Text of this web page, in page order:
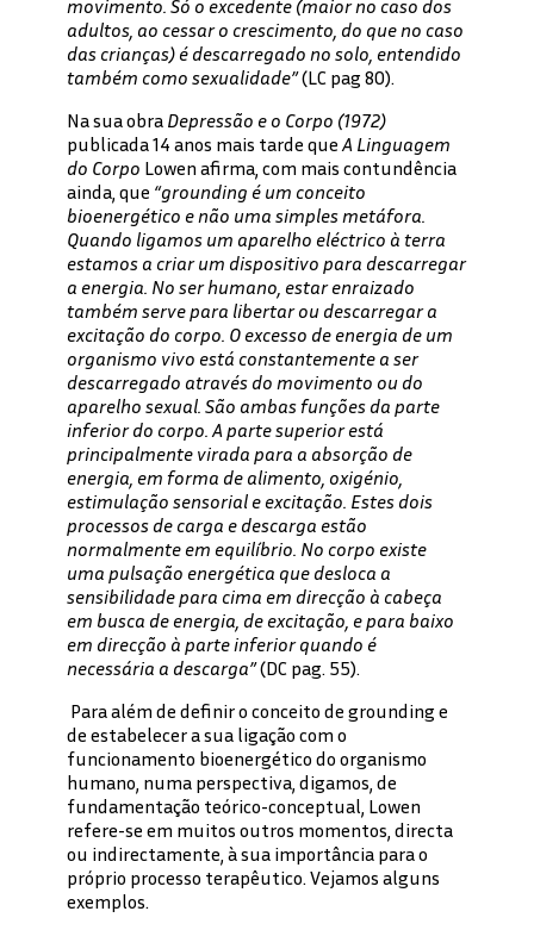
movimento. Só o excedente (maior no caso dos
adultos, ao cessar o crescimento, do que no caso
das crianças) é descarregado no solo, entendido
também como sexualidade”(LC pag 80).
Na sua obra Depressão e o Corpo (1972)
publicada 14 anos mais tarde que A Linguagem
do Corpo Lowen afirma, com mais contundência
ainda, que “grounding é um conceito
bioenergético e não uma simples metáfora.
Quando ligamos um aparelho eléctrico à terra
estamos a criar um dispositivo para descarregar
a energia. No ser humano, estar enraizado
também serve para libertar ou descarregar a
excitação do corpo. O excesso de energia de um
organismo vivo está constantemente a ser
descarregado através do movimento ou do
aparelho sexual. São ambas funções da parte
inferior do corpo. A parte superior está
principalmente virada para a absorção de
energia, em forma de alimento, oxigénio,
estimulação sensorial e excitação. Estes dois
processos de carga e descarga estão
normalmente em equilíbrio. No corpo existe
uma pulsação energética que desloca a
sensibilidade para cima em direcção à cabeça
em busca de energia, de excitação, e para baixo
em direcção à parte inferior quando é
necessária a descarga”(DC pag. 55).
Para além de definir o conceito de grounding e
de estabelecer a sua ligação com o
funcionamento bioenergético do organismo
humano, numa perspectiva, digamos, de
fundamentação teórico-conceptual, Lowen
refere-se em muitos outros momentos, directa
ou indirectamente, à sua importância para o
próprio processo terapêutico. Vejamos alguns
exemplos.